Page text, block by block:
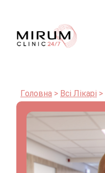
Головна Всі Лікарі